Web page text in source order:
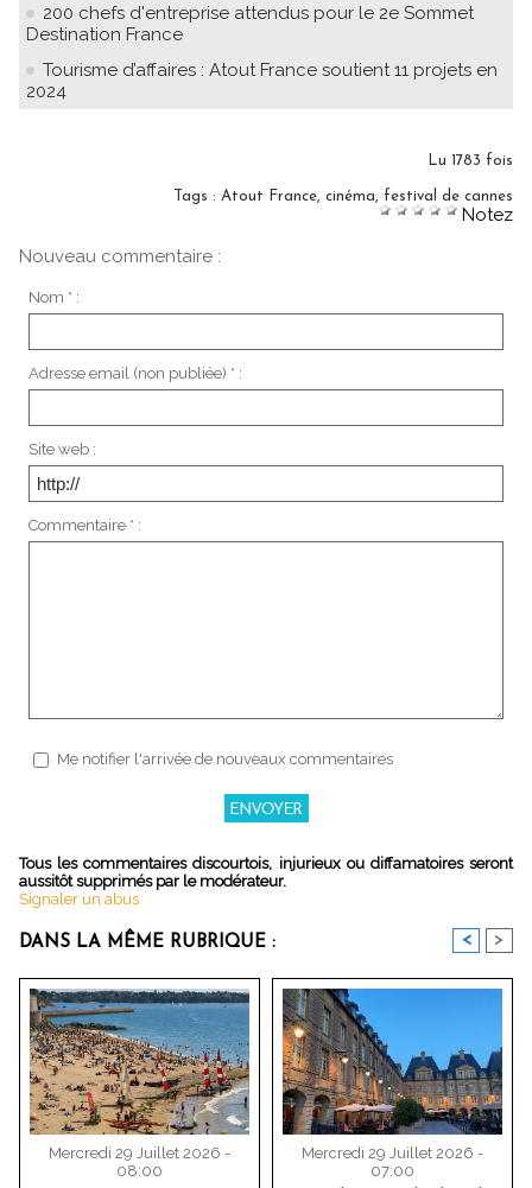
200 chefs d'entreprise attendus pour le 2e Sommet
Destination France
Tourisme d’affaires : Atout France soutient 11 projets en
2024
Lu 1783 fois
Tags : Atout France cinéma festival de cannes
Notez
Nouveau commentaire :
Nom * :
Adresse email (non publiée) * :
Site web :
Commentaire * :
Me notifier l'arrivée de nouveaux commentaires
Tous les commentaires discourtois, injurieux ou diffamatoires seront
aussitôt supprimés par le modérateur.
Signaler un abus
DANS LA MÊME RUBRIQUE : < >
Mercredi 29 Juillet 2026 -
08:00
Mercredi 29 Juillet 2026 -
07:00